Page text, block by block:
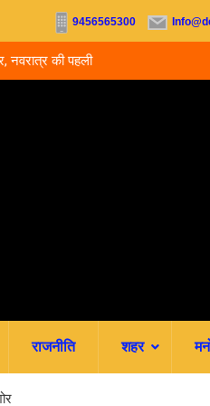
9456565300
लोगों ने की
स्थायीकरण, 3500
राजनीति शहर